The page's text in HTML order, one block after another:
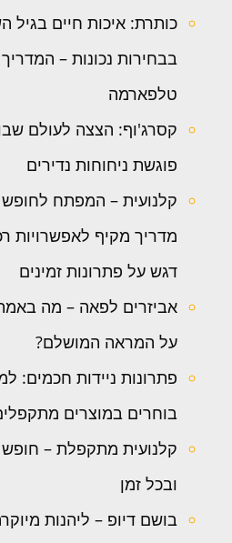
כותרת: איכות חיים בגיל
בבחירות נכונות –
טלפארמה
קסרג'וף: הצצה לעולם
פוגשת ניחוחות נדירים
קלנועית – המפתח
מדריך מקיף לאפשרויות
דגש על פתרונות זמינים
אביזרים לפאה – מה
על המראה המושלם?
פתרונות ניידות חכמים:
בוחרים במוצרים
קלנועית מתקפלת –
ובכל זמן
בושם דיופ – ליהנות